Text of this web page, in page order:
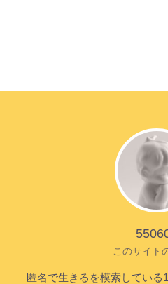
このサイト
匿名で生きるを模索している